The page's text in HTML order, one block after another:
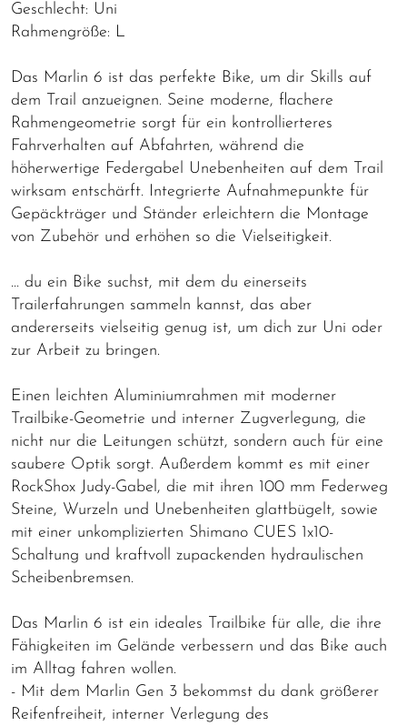
Geschlecht: Uni
Rahmengröße: L
Das Marlin 6 ist das perfekte Bike, um dir Skills auf
dem Trail anzueignen. Seine moderne, flachere
Rahmengeometrie sorgt für ein kontrollierteres
Fahrverhalten auf Abfahrten, während die
höherwertige Federgabel Unebenheiten auf dem Trail
wirksam entschärft. Integrierte Aufnahmepunkte für
Gepäckträger und Ständer erleichtern die Montage
von Zubehör und erhöhen so die Vielseitigkeit.
… du ein Bike suchst, mit dem du einerseits
Trailerfahrungen sammeln kannst, das aber
andererseits vielseitig genug ist, um dich zur Uni oder
zur Arbeit zu bringen.
Einen leichten Aluminiumrahmen mit moderner
Trailbike-Geometrie und interner Zugverlegung, die
nicht nur die Leitungen schützt, sondern auch für eine
saubere Optik sorgt. Außerdem kommt es mit einer
RockShox Judy-Gabel, die mit ihren 100 mm Federweg
Steine, Wurzeln und Unebenheiten glattbügelt, sowie
mit einer unkomplizierten Shimano CUES 1x10-
Schaltung und kraftvoll zupackenden hydraulischen
Scheibenbremsen.
Das Marlin 6 ist ein ideales Trailbike für alle, die ihre
Fähigkeiten im Gelände verbessern und das Bike auch
im Alltag fahren wollen.
- Mit dem Marlin Gen 3 bekommst du dank größerer
Reifenfreiheit, interner Verlegung des